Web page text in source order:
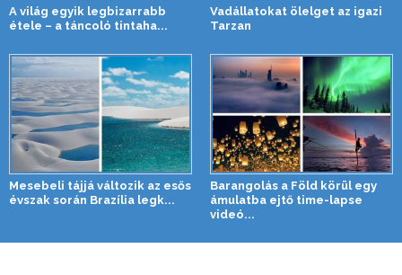
A világ egyik legbizarrabb
étele – a táncoló tintaha...
Vadállatokat ölelget az igazi
Tarzan
Mesebeli tájjá változik az esős
évszak során Brazília legk...
Barangolás a Föld körül egy
ámulatba ejtő time-lapse
videó...